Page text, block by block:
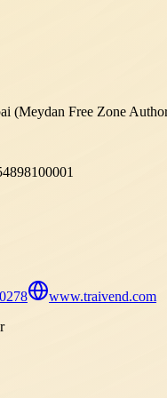
(Meydan Free Zone
www.traivend.com